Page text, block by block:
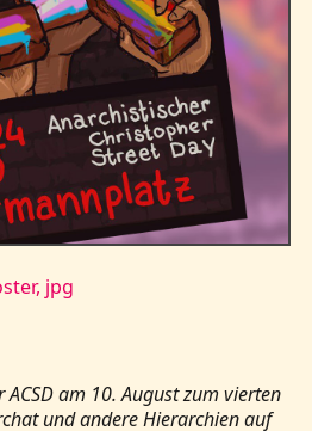
jpg
am 10. August zum vierten
und andere Hierarchien auf